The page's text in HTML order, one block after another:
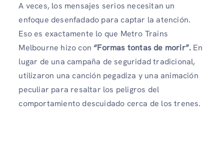
A veces, los mensajes serios necesitan un
enfoque desenfadado para captar la atención.
Eso es exactamente lo que Metro Trains
Melbourne hizo con“Formas tontas de morir”. En
lugar de una campaña de seguridad tradicional,
utilizaron una canción pegadiza y una animación
peculiar para resaltar los peligros del
comportamiento descuidado cerca de los trenes.